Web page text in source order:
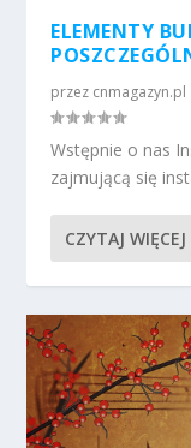
ELEMENTY
przez cnmagazyn.pl
Wstępnie o nas
zajmującą się
CZYTAJ WIĘCEJ